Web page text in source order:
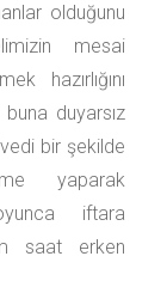
olduğunu
mesai
hazırlığını
duyarsız
bir şekilde
yaparak
iftara
saat erken